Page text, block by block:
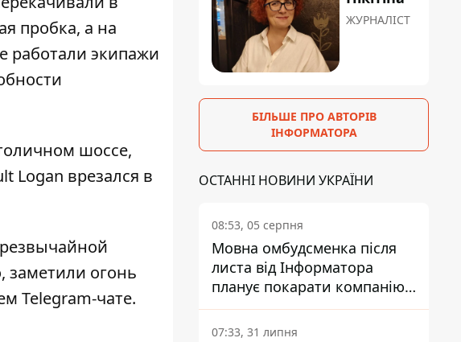
пробка, а на
работали экипажи
шоссе,
Logan врезался в
заметили огонь
Telegram-чате.
ЖУРНАЛІСТ
БІЛЬШЕ ПРО АВТОРІВ
ІНФОРМАТОРА
ОСТАННІ НОВИНИ УКРАЇНИ
08:53, 05 серпня
Мовна омбудсменка після
листа від Інформатора
планує покарати компанію-
підрядника ПриватБанку
07:33, 31 липня